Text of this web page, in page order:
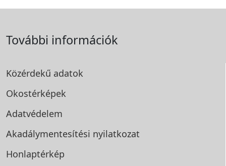
További információk
Közérdekű adatok
Okostérképek
Adatvédelem
Akadálymentesítési nyilatkozat
Honlaptérkép